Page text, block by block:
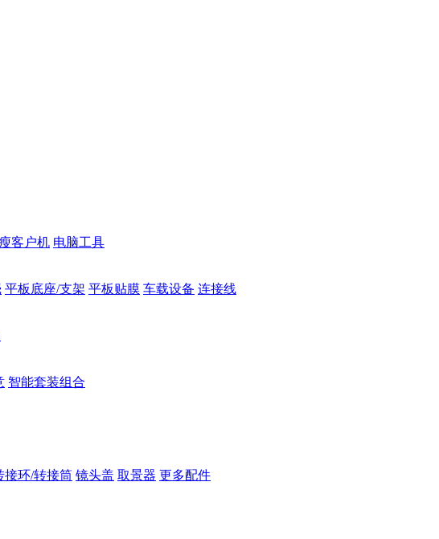
客户机 电脑工具
平板底座/支架 平板贴膜 车载设备 连接线
智能套装组合
接环/转接筒 镜头盖 取景器 更多配件